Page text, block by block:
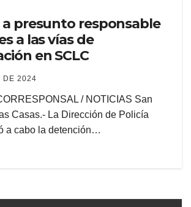
presunto responsable
a las vías de
en SCLC
DE 2024
/ NOTICIAS San
Casas.- La Dirección de Policía
a cabo la detención…